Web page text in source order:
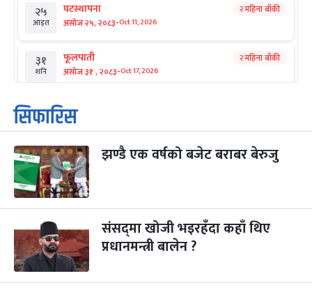
२५
आइत
घटस्थापना
असोज २५, २०८३-Oct 11, 2026
२ महिना बाँकी
३१
शनि
फूलपाती
असोज ३१ , २०८३-Oct 17, 2026
२ महिना बाँकी
१
आइत
कार्तिक सङ्क्रान्ति
कार्तिक १, २०८३
३
मंगल
महानवमी
कार्तिक ३, २०८३
२ महिना बाँकी
४
कार्तिक ४, २०८३ Oct 21, 2026
५
बिहि
पापा‌ङ्कुशा एकादशी व्रत
कार्तिक ५, २०८३
सिफारिस
झण्डै एक वर्षको बजेट बराबर बेरुजु
संसद्‌मा खोजी भइरहँदा कहाँ थिए
प्रधानमन्त्री बालेन ?